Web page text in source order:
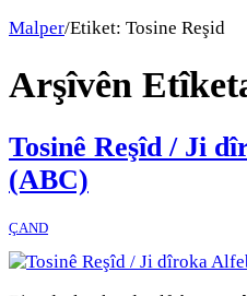
Malper/Etiket: Tosine Reşid
Arşîvên
Tosinê Reşîd / Ji
(ABC)
ÇAND